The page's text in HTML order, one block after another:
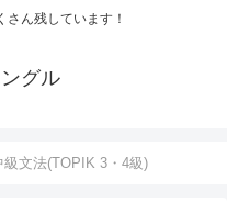
さん残しています！
グル
級文法(TOPIK 3・4級)